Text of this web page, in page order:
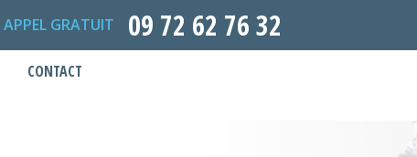
APPEL GRATUIT 09 72 62 76 32
CONTACT